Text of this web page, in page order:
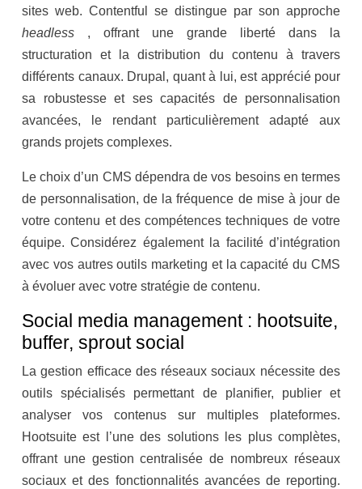
sites web. Contentful se distingue par son approche
headless , offrant une grande liberté dans la
structuration et la distribution du contenu à travers
différents canaux. Drupal, quant à lui, est apprécié pour
sa robustesse et ses capacités de personnalisation
avancées, le rendant particulièrement adapté aux
grands projets complexes.
Le choix d’un CMS dépendra de vos besoins en termes
de personnalisation, de la fréquence de mise à jour de
votre contenu et des compétences techniques de votre
équipe. Considérez également la facilité d’intégration
avec vos autres outils marketing et la capacité du CMS
à évoluer avec votre stratégie de contenu.
Social media management : hootsuite,
buffer, sprout social
La gestion efficace des réseaux sociaux nécessite des
outils spécialisés permettant de planifier, publier et
analyser vos contenus sur multiples plateformes.
Hootsuite est l’une des solutions les plus complètes,
offrant une gestion centralisée de nombreux réseaux
sociaux et des fonctionnalités avancées de reporting.